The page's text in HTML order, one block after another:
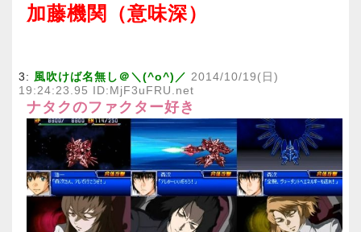
加藤機関（意味深）
3: 風吹けば名無し＠＼(^o^)／ 2014/10/19(日)
19:24:23.95 ID:MjF3uFRU.net
ナタクのファクター好き